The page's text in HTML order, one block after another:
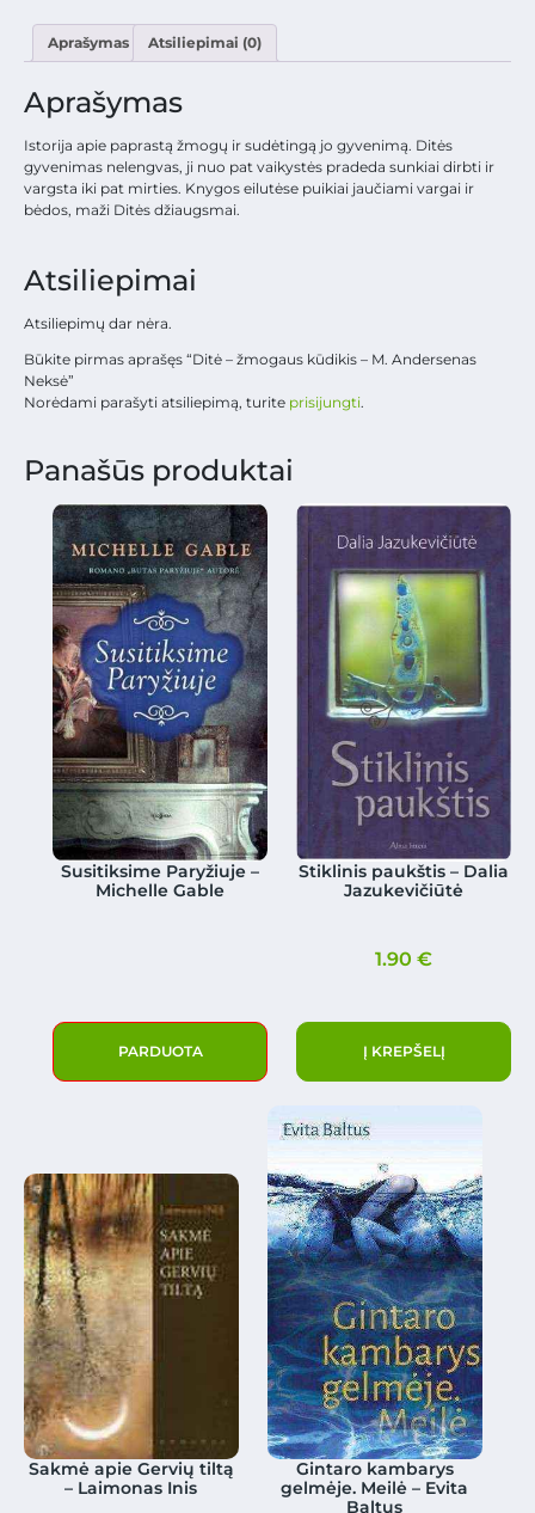
Aprašymas Atsiliepimai (0)
Aprašymas
Istorija apie paprastą žmogų ir sudėtingą jo gyvenimą. Ditės
gyvenimas nelengvas, ji nuo pat vaikystės pradeda sunkiai dirbti ir
vargsta iki pat mirties. Knygos eilutėse puikiai jaučiami vargai ir
bėdos, maži Ditės džiaugsmai.
Atsiliepimai
Atsiliepimų dar nėra.
Būkite pirmas aprašęs “Ditė – žmogaus kūdikis – M. Andersenas
Neksė”
Norėdami parašyti atsiliepimą, turite prisijungti.
Panašūs produktai
Susitiksime Paryžiuje –
Michelle Gable
PARDUOTA
Stiklinis paukštis – Dalia
Jazukevičiūtė
1.90€
Į KREPŠELĮ
Sakmė apie Gervių tiltą
– Laimonas Inis
Gintaro kambarys
gelmėje. Meilė – Evita
Baltus